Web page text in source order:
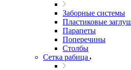
Заборные системы
Пластиковые
Парапеты
Поперечины
Столбы
Сетка рабица